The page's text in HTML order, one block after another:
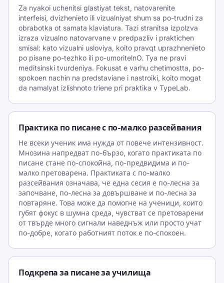
Za nyakoi uchenitsi glastiyat tekst, natovarenite
interfeisi, dvizhenieto ili vizualniyat shum sa po-trudni za
obrabotka ot samata klaviatura. Tazi stranitsa izpolzva
izraza vizualno natovarvane v predpazliv i praktichen
smisal: kato vizualni usloviya, koito pravqt uprazhnenieto
po pisane po-tezhko ili po-umoritelnO. Tya ne pravi
meditsinski tvurdeniya. Fokusat e varhu chetimostta, po-
spokoen nachin na predstaviane i nastroiki, koito mogat
da namalyat izlishnoto triene pri praktika v TypeLab.
Практика по писане с по-малко разсейвания
Не всеки ученик има нужда от повече интензивност.
Мнозина напредват по-бързо, когато практиката по
писане стане по-спокойна, по-предвидима и по-
малко претоварена. Практиката с по-малко
разсейвания означава, че една сесия е по-лесна за
започване, по-лесна за довършване и по-лесна за
повтаряне. Това може да помогне на ученици, които
губят фокус в шумна среда, чувстват се претоварени
от твърде много сигнали наведнъж или просто учат
по-добре, когато работният поток е по-спокоен.
Подкрепа за писане за училища